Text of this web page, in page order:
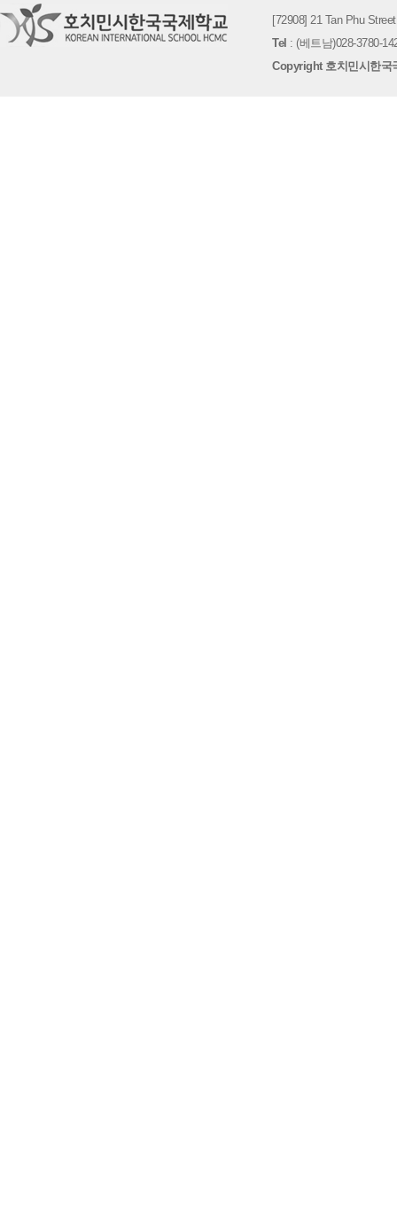
[72908] 21 Tan Phu
Tel : (베트남)028-3780-
Copyright 호치민시한국